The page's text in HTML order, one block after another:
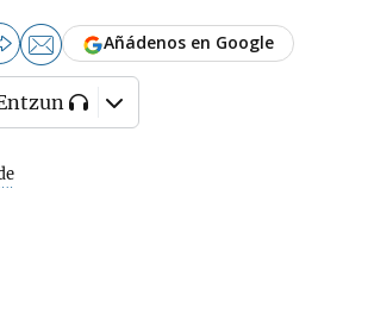
Añádenos en Google